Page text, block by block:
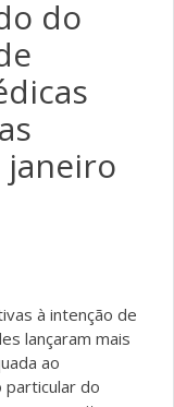
do
janeiro
à intenção de
lançaram mais
ao
particular do